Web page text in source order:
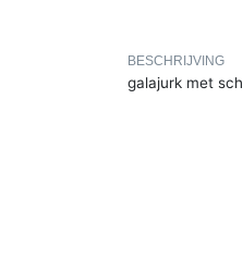
BESCHRIJVING
galajurk met